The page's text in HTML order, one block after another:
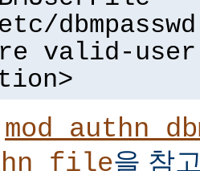
dbmpasswd
valid-user
을 참